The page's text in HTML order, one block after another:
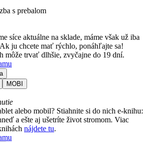
s prebalom
síce aktuálne na sklade, máme však už iba
ju chcete mať rýchlo, ponáhľajte sa!
môže trvať dlhšie, zvyčajne do 19 dní.
MOBI
alebo mobil? Stiahnite si do nich e-knihu:
a ešte aj ušetríte život stromom. Viac
nájdete tu.